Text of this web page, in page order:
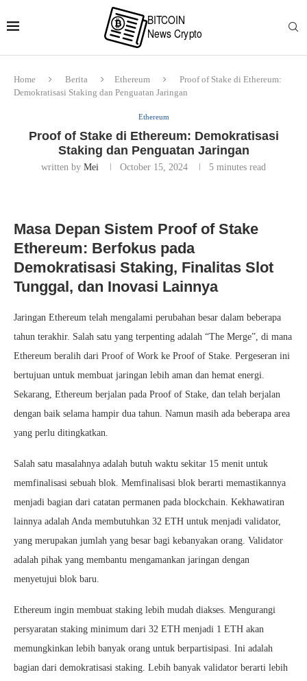
Home Berita Ethereum
Proof of Stake di Ethereum:
Demokratisasi Staking dan Penguatan Jaringan
Ethereum
Proof of Stake di Ethereum: Demokratisasi
Staking dan Penguatan Jaringan
written by Mei October 15, 2024 5 minutes read
Masa Depan Sistem Proof of Stake
Ethereum: Berfokus pada
Demokratisasi Staking, Finalitas Slot
Tunggal, dan Inovasi Lainnya
Jaringan Ethereum telah mengalami perubahan besar dalam beberapa
tahun terakhir. Salah satu yang terpenting adalah “The Merge”, di mana
Ethereum beralih dari Proof of Work ke Proof of Stake. Pergeseran ini
bertujuan untuk membuat jaringan lebih aman dan hemat energi.
Sekarang, Ethereum berjalan pada Proof of Stake, dan telah berjalan
dengan baik selama hampir dua tahun. Namun masih ada beberapa area
yang perlu ditingkatkan.
Salah satu masalahnya adalah butuh waktu sekitar 15 menit untuk
memfinalisasi sebuah blok. Memfinalisasi blok berarti memastikannya
menjadi bagian dari catatan permanen pada blockchain. Kekhawatiran
lainnya adalah Anda membutuhkan 32 ETH untuk menjadi validator,
yang merupakan jumlah yang besar bagi kebanyakan orang. Validator
adalah pihak yang membantu mengamankan jaringan dengan
menyetujui blok baru.
Ethereum ingin membuat staking lebih mudah diakses. Mengurangi
persyaratan staking minimum dari 32 ETH menjadi 1 ETH akan
memungkinkan lebih banyak orang untuk berpartisipasi. Ini adalah
bagian dari demokratisasi staking. Lebih banyak validator berarti lebih